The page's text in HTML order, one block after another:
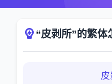
“皮剥所”的繁体